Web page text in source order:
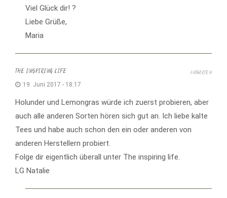
Viel Glück dir! ?
Liebe Grüße,
Maria
THE INSPIRING LIFE
19. Juni 2017 - 18:17
Holunder und Lemongras würde ich zuerst probieren, aber
auch alle anderen Sorten hören sich gut an. Ich liebe kalte
Tees und habe auch schon den ein oder anderen von
anderen Herstellern probiert.
Folge dir eigentlich überall unter The inspiring life.
LG Natalie
ANTWORTEN